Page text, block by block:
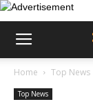
Home Top News
Top News